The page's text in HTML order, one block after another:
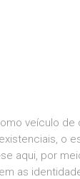
veículo
o
aqui, por
as